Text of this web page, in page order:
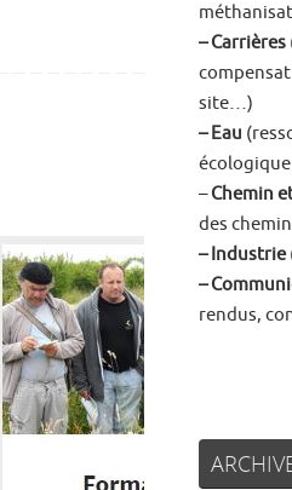
– Carrières
site…)
– Eau
–Chemin
des
– Industrie
–
rendus,